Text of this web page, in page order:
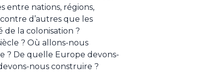
entre nations, régions,
d’autres que les
de la colonisation ?
? Où allons-nous
? De quelle Europe devons-
nous construire ?